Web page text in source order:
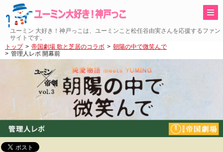
ユーミン 大好き！神戸っこは、ユーミンこと松任谷由実さんを応援するファン
サイトです。
トップ
帝国劇場 歌と芝居のコラボ
朝陽の中で微笑んで
管理人レポ 開幕前